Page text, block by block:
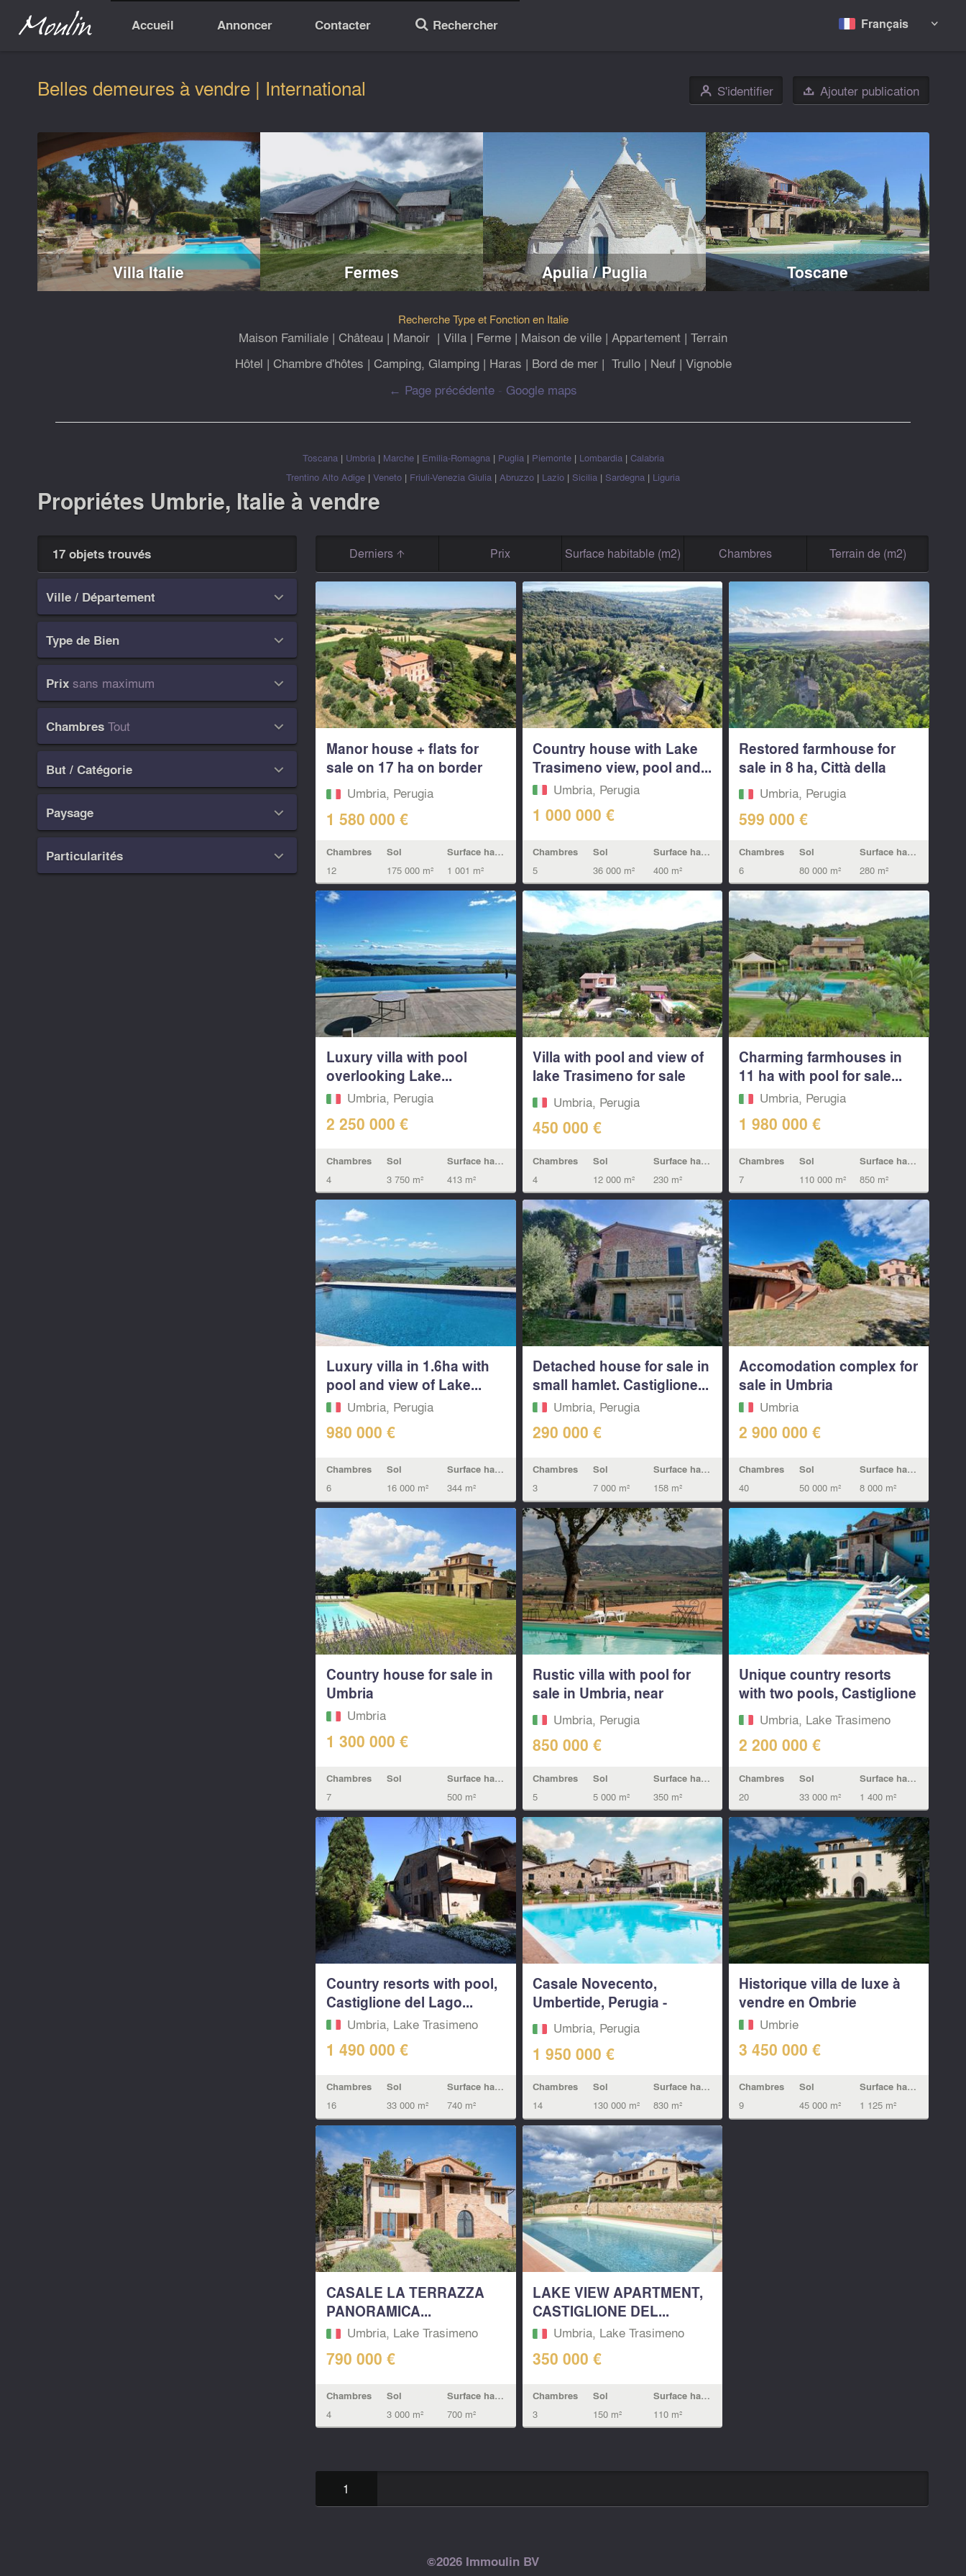
Accueil Annoncer Contacter 🔎 Rechercher Français 
Belles demeures à vendre | International 👤 S'identifier  Ajouter publication
Villa Italie Fermes Apulia / Puglia Toscane
Recherche Type et Fonction en Italie
Maison Familiale | Château | Manoir | Villa | Ferme | Maison de ville | Appartement | Terrain
Hôtel | Chambre d'hôtes | Camping, Glamping| Haras | Bord de mer| Trullo| Neuf| Vignoble
← Page précédente - Google maps
Toscana | Umbria | Marche| Emilia-Romagna | Puglia | Piemonte| Lombardia | Calabria
Trentino Alto Adige | Veneto | Friuli-Venezia Giulia | Abruzzo | Lazio | Sicilia | Sardegna | Liguria
Propriétes Umbrie, Italie à vendre
17 objets trouvés
Ville / Département 
Type de Bien 
Prix sans maximum 
Chambres Tout 
But / Catégorie 
Paysage 
Particularités 
Derniers Prix Surface habitable (m2) Chambres Terrain de (m2)
Manor house + flats for
sale on 17 ha on border
of...Umbria, Perugia
1 580 000 €
Chambres
12
Sol
175 000 m²
Surface habitable
1 001 m²
Country house with Lake
Trasimeno view, pool and...
Umbria, Perugia
1 000 000 €
Chambres
5
Sol
36 000 m²
Surface habitable
400 m²
Restored farmhouse for
sale in 8 ha, Città della
Pieve...Umbria, Perugia
599 000 €
Chambres
6
Sol
80 000 m²
Surface habitable
280 m²
Luxury villa with pool
overlooking Lake...
Umbria, Perugia
2 250 000 €
Chambres
4
Sol
3 750 m²
Surface habitable
413 m²
Villa with pool and view of
lake Trasimeno for sale
in...Umbria, Perugia
450 000 €
Chambres
4
Sol
12 000 m²
Surface habitable
230 m²
Charming farmhouses in
11 ha with pool for sale...
Umbria, Perugia
1 980 000 €
Chambres
7
Sol
110 000 m²
Surface habitable
850 m²
Luxury villa in 1.6ha with
pool and view of Lake...
Umbria, Perugia
980 000 €
Chambres
6
Sol
16 000 m²
Surface habitable
344 m²
Detached house for sale in
small hamlet. Castiglione...
Umbria, Perugia
290 000 €
Chambres
3
Sol
7 000 m²
Surface habitable
158 m²
Accomodation complex for
sale in Umbria
Umbria
2 900 000 €
Chambres
40
Sol
50 000 m²
Surface habitable
8 000 m²
Country house for sale in
Umbria
Umbria
1 300 000 €
Chambres
7
Sol Surface habitable
500 m²
Rustic villa with pool for
sale in Umbria, near
Castiglion...
Umbria, Perugia
850 000 €
Chambres
5
Sol
5 000 m²
Surface habitable
350 m²
Unique country resorts
with two pools, Castiglione
del...Umbria, Lake Trasimeno
2 200 000 €
Chambres
20
Sol
33 000 m²
Surface habitable
1 400 m²
Country resorts with pool,
Castiglione del Lago...
Umbria, Lake Trasimeno
1 490 000 €
Chambres
16
Sol
33 000 m²
Surface habitable
740 m²
Casale Novecento,
Umbertide, Perugia -
UmbriaUmbria, Perugia
1 950 000 €
Chambres
14
Sol
130 000 m²
Surface habitable
830 m²
Historique villa de luxe à
vendre en Ombrie
Umbrie
3 450 000 €
Chambres
9
Sol
45 000 m²
Surface habitable
1 125 m²
CASALE LA TERRAZZA
PANORAMICA...
Umbria, Lake Trasimeno
790 000 €
Chambres
4
Sol
3 000 m²
Surface habitable
700 m²
LAKE VIEW APARTMENT,
CASTIGLIONE DEL...
Umbria, Lake Trasimeno
350 000 €
Chambres
3
Sol
150 m²
Surface habitable
110 m²
1
©2026 Immoulin BV